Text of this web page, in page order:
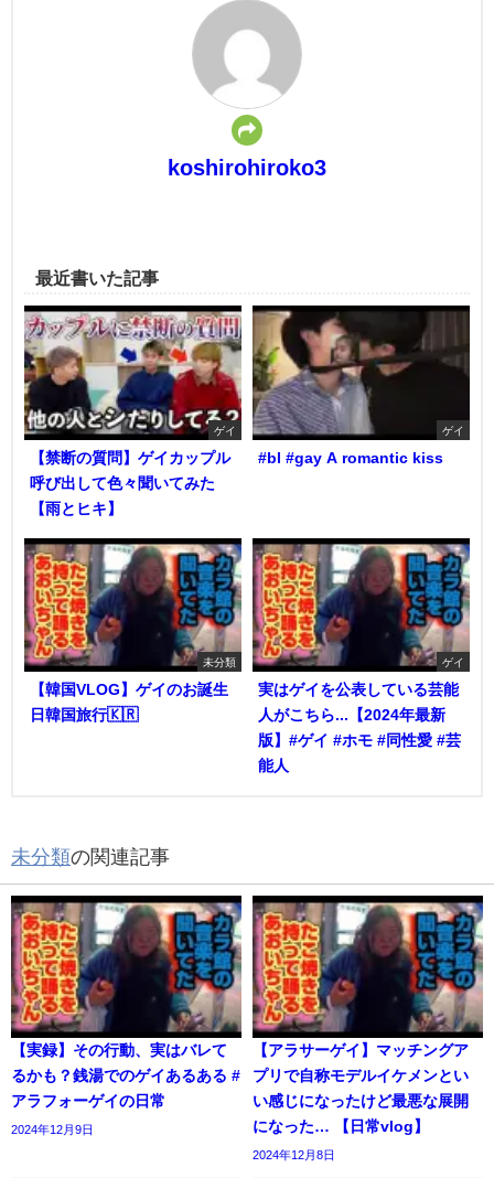
koshirohiroko3
最近書いた記事
ゲイ
【禁断の質問】ゲイカップル
呼び出して色々聞いてみた
【雨とヒキ】
ゲイ
#bl #gay A romantic kiss
未分類
【韓国VLOG】ゲイのお誕生
日韓国旅行🇰🇷
ゲイ
実はゲイを公表している芸能
人がこちら...【2024年最新
版】#ゲイ #ホモ #同性愛 #芸
能人
未分類の関連記事
【実録】その行動、実はバレて
るかも？銭湯でのゲイあるある #
アラフォーゲイの日常
2024年12月9日
【アラサーゲイ】マッチングア
プリで自称モデルイケメンとい
い感じになったけど最悪な展開
になった… 【日常vlog】
2024年12月8日